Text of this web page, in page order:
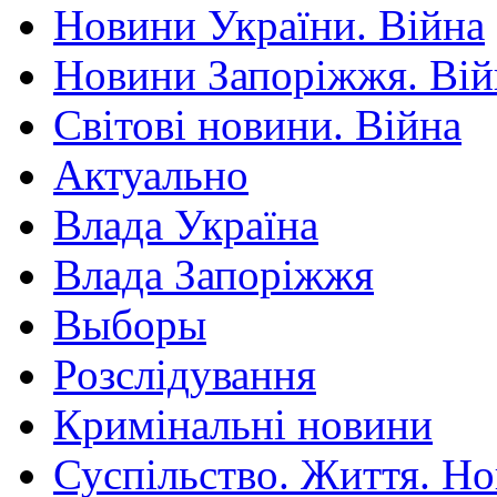
Новини України. Війна
Новини Запоріжжя.
Світові новини. Війна
Актуально
Влада Україна
Влада Запоріжжя
Выборы
Розслідування
Кримінальні новини
Суспільство. Життя.